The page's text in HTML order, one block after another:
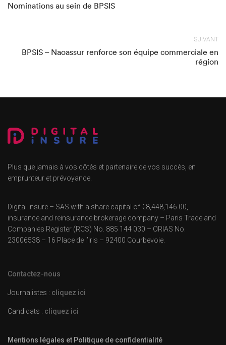
Nominations au sein de BPSIS
SUIVANT
BPSIS – Naoassur renforce son équipe commerciale en
région
Plus que jamais à vos côtés et partenaire de vos succès, en
emprunteur et prévoyance.
Digital Insure – SAS with a share capital of €8,448,146.00,
insurance and reinsurance brokerage company – Paris Trade and
Companies Register (RCS) No. 885 144 030 – ORIAS No.
23006538 – 16 Place de l’Iris – 92400 Courbevoie.
Contactez-nous
Journalistes : cliquez ici
Candidats : cliquez ici
Mentions légales et Politique de confidentialité